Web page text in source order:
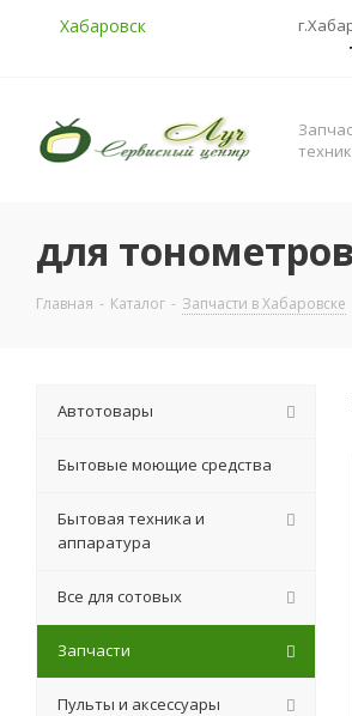
Хабаровск
для
Главная - Каталог - Запчасти в Хабаровске
Автотовары
Бытовые моющие средства
Бытовая техника и
аппаратура
Все для сотовых
Запчасти
Пульты и аксессуары